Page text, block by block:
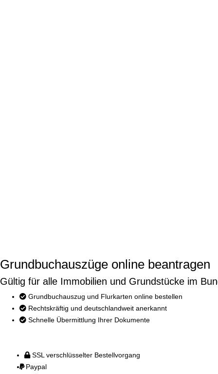
Grundbuchauszüge online beantragen
Gültig für alle Immobilien und Grundstücke im
Grundbuchauszug und Flurkarten online bestellen
Rechtskräftig und deutschlandweit anerkannt
Schnelle Übermittlung Ihrer Dokumente
SSL verschlüsselter Bestellvorgang
Paypal